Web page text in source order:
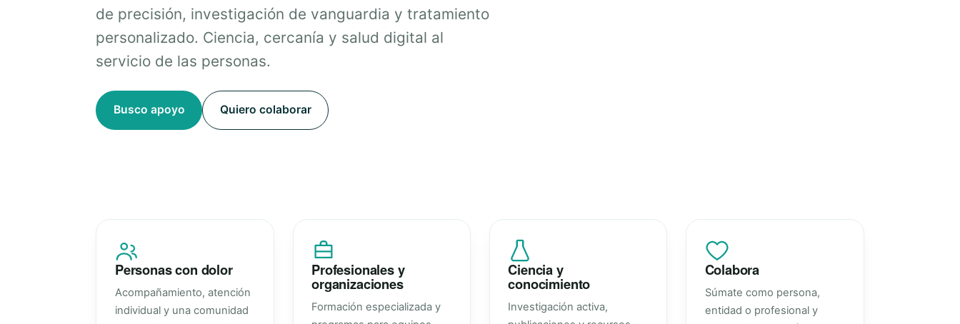
de precisión, investigación de vanguardia y tratamiento
personalizado. Ciencia, cercanía y salud digital al
servicio de las personas.
Busco apoyo Quiero colaborar
Personas con dolor
Acompañamiento, atención
individual y una comunidad
Profesionales y
organizaciones
Formación especializada y
Ciencia y
conocimiento
Investigación activa,
Colabora
Súmate como persona,
entidad o profesional y